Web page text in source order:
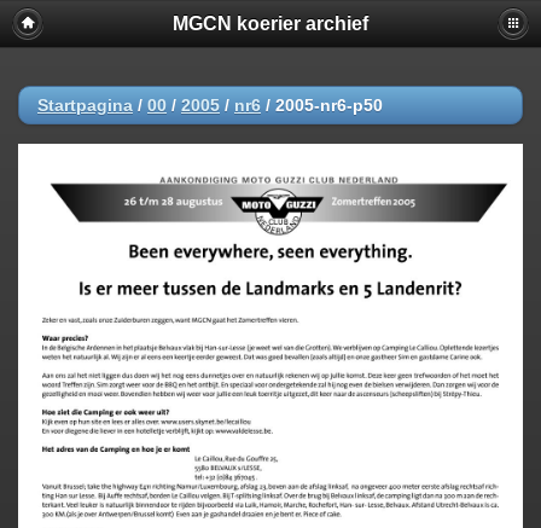
MGCN koerier archief
Startpagina / 00 / 2005 / nr6 / 2005-nr6-p50